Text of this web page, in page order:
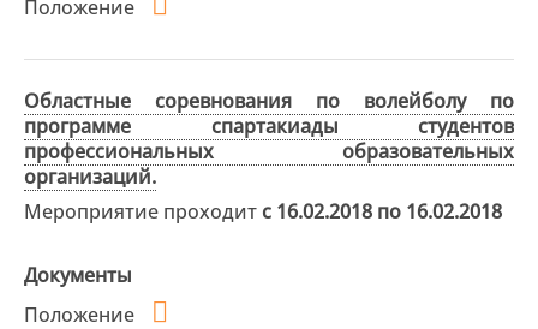
Положение
Областные соревнования по волейболу по
программе спартакиады студентов
профессиональных образовательных
организаций.
Мероприятие проходит с 16.02.2018 по 16.02.2018
Документы
Положение